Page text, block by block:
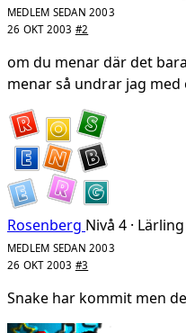
MEDLEM SEDAN 2003
26 OKT 2003 #2
om du menar där det
menar så undrar jag
Rosenberg Nivå 4 · Lärling
MEDLEM SEDAN 2003
26 OKT 2003 #3
Snake har kommit men